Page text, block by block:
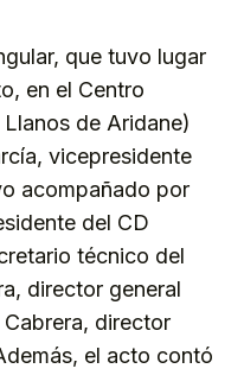
que tuvo lugar
en el Centro
de Aridane)
vicepresidente
acompañado por
del CD
técnico del
director general
director
el acto contó